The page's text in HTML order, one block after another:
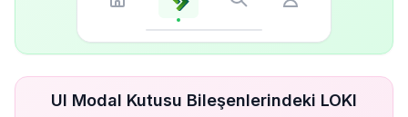
UI Modal Kutusu Bileşenlerindeki LOKI